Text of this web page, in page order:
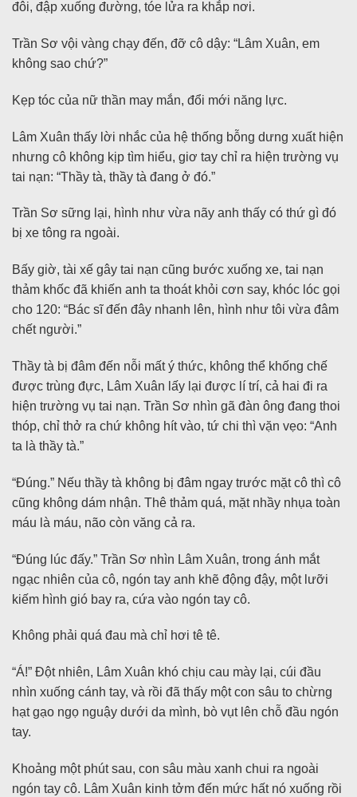
đôi, đập xuống đường, tóe lửa ra khắp nơi.
Trần Sơ vội vàng chạy đến, đỡ cô dậy: “Lâm Xuân, em
không sao chứ?”
Kẹp tóc của nữ thần may mắn, đổi mới năng lực.
Lâm Xuân thấy lời nhắc của hệ thống bỗng dưng xuất hiện
nhưng cô không kịp tìm hiểu, giơ tay chỉ ra hiện trường vụ
tai nạn: “Thầy tà, thầy tà đang ở đó.”
Trần Sơ sững lại, hình như vừa nãy anh thấy có thứ gì đó
bị xe tông ra ngoài.
Bấy giờ, tài xế gây tai nạn cũng bước xuống xe, tai nạn
thảm khốc đã khiến anh ta thoát khỏi cơn say, khóc lóc gọi
cho 120: “Bác sĩ đến đây nhanh lên, hình như tôi vừa đâm
chết người.”
Thầy tà bị đâm đến nỗi mất ý thức, không thể khống chế
được trùng đực, Lâm Xuân lấy lại được lí trí, cả hai đi ra
hiện trường vụ tai nạn. Trần Sơ nhìn gã đàn ông đang thoi
thóp, chỉ thở ra chứ không hít vào, tứ chi thì vặn vẹo: “Anh
ta là thầy tà.”
“Đúng.” Nếu thầy tà không bị đâm ngay trước mặt cô thì cô
cũng không dám nhận. Thê thảm quá, mặt nhầy nhụa toàn
máu là máu, não còn văng cả ra.
“Đúng lúc đấy.” Trần Sơ nhìn Lâm Xuân, trong ánh mắt
ngạc nhiên của cô, ngón tay anh khẽ động đậy, một lưỡi
kiếm hình gió bay ra, cứa vào ngón tay cô.
Không phải quá đau mà chỉ hơi tê tê.
“Á!” Đột nhiên, Lâm Xuân khó chịu cau mày lại, cúi đầu
nhìn xuống cánh tay, và rồi đã thấy một con sâu to chừng
hạt gạo ngọ nguậy dưới da mình, bò vụt lên chỗ đầu ngón
tay.
Khoảng một phút sau, con sâu màu xanh chui ra ngoài
ngón tay cô. Lâm Xuân kinh tởm đến mức hất nó xuống rồi